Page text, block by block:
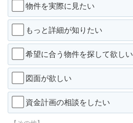
物件を実際に見たい
もっと詳細が知りたい
希望に合う物件を探して欲しい
図面が欲しい
資金計画の相談をしたい